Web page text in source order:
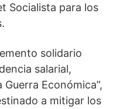
Socialista para los
solidario
salarial,
Económica”,
a mitigar los